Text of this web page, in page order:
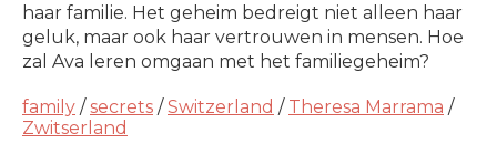
haar familie. Het geheim bedreigt niet alleen haar
geluk, maar ook haar vertrouwen in mensen. Hoe
zal Ava leren omgaan met het familiegeheim?
family /secrets /Switzerland / Theresa Marrama /
Zwitserland